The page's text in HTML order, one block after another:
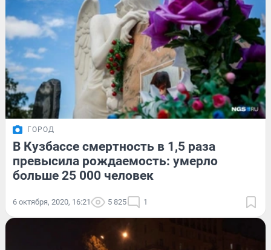
ГОРОД
В Кузбассе смертность в 1,5 раза
превысила рождаемость: умерло
больше 25 000 человек
6 октября, 2020, 16:21 5 825 1